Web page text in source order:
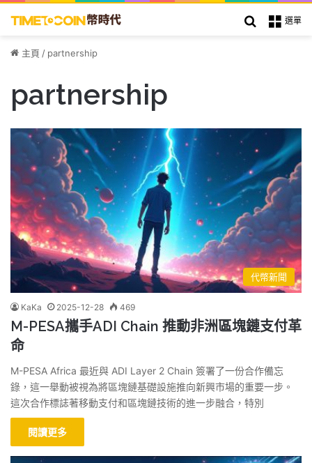
選單
搜索
主頁 / partnership
partnership
代幣新聞
KaKa 2025-12-28 469
M-PESA攜手ADI Chain 推動非洲區塊鏈支付革
命
M-PESA Africa 最近與 ADI Layer 2 Chain 簽署了一份合作備忘
錄，這一舉動被視為將區塊鏈基礎設施推向新興市場的重要一步。
這次合作標誌著移動支付和區塊鏈技術的進一步融合，特別
閱讀更多